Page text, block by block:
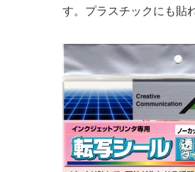
す。プラスチックにも貼